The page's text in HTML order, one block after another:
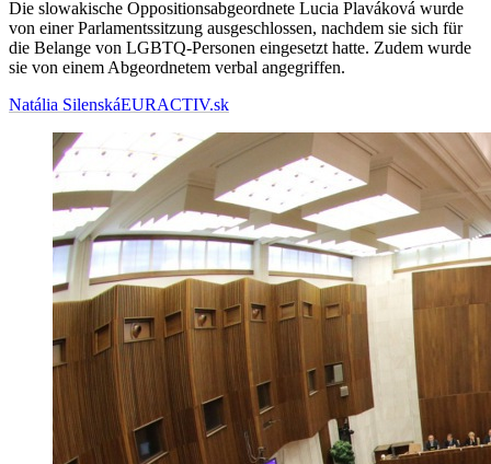
Die slowakische Oppositionsabgeordnete Lucia Plaváková wurde
von einer Parlamentssitzung ausgeschlossen, nachdem sie sich für
die Belange von LGBTQ-Personen eingesetzt hatte. Zudem wurde
sie von einem Abgeordnetem verbal angegriffen.
Natália SilenskáEURACTIV.sk